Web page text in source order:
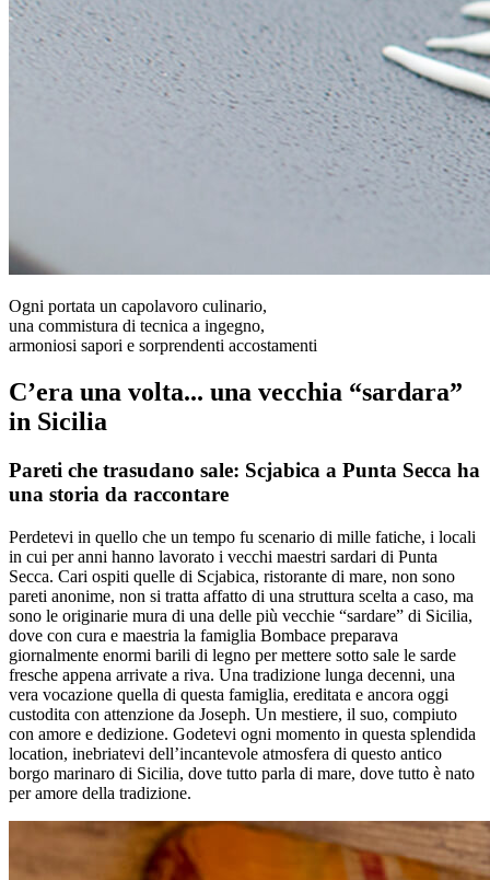
Ogni portata un capolavoro culinario,
una commistura di tecnica a ingegno,
armoniosi sapori e sorprendenti accostamenti
C’era una volta... una vecchia “sardara”
in Sicilia
Pareti che trasudano sale: Scjabica a Punta Secca ha
una storia da raccontare
Perdetevi in quello che un tempo fu scenario di mille fatiche, i locali
in cui per anni hanno lavorato i vecchi maestri sardari di Punta
Secca. Cari ospiti quelle di Scjabica, ristorante di mare, non sono
pareti anonime, non si tratta affatto di una struttura scelta a caso, ma
sono le originarie mura di una delle più vecchie “sardare” di Sicilia,
dove con cura e maestria la famiglia Bombace preparava
giornalmente enormi barili di legno per mettere sotto sale le sarde
fresche appena arrivate a riva. Una tradizione lunga decenni, una
vera vocazione quella di questa famiglia, ereditata e ancora oggi
custodita con attenzione da Joseph. Un mestiere, il suo, compiuto
con amore e dedizione. Godetevi ogni momento in questa splendida
location, inebriatevi dell’incantevole atmosfera di questo antico
borgo marinaro di Sicilia, dove tutto parla di mare, dove tutto è nato
per amore della tradizione.